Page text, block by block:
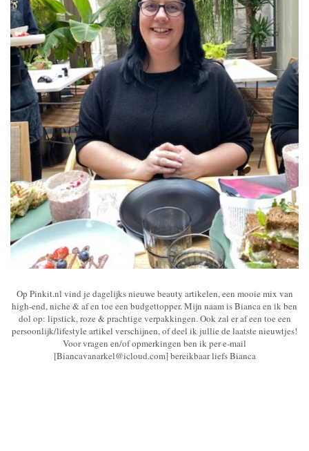
Op Pinkit.nl vind je dagelijks nieuwe beauty artikelen, een mooie mix van
high-end, niche & af en toe een budgettopper. Mijn naam is Bianca en ik ben
dol op: lipstick, roze & prachtige verpakkingen. Ook zal er af een toe een
persoonlijk/lifestyle artikel verschijnen, of deel ik jullie de laatste nieuwtjes!
Voor vragen en/of opmerkingen ben ik per e-mail
[Biancavanarkel@icloud.com] bereikbaar liefs Bianca